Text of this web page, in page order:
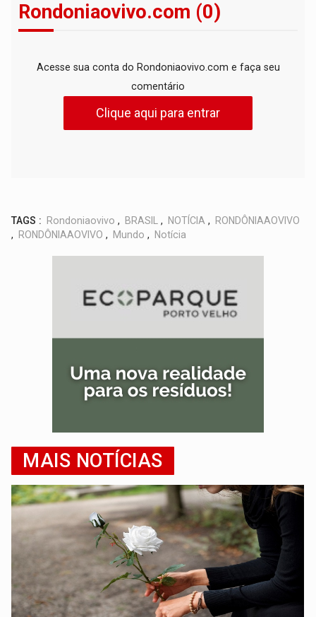
Rondoniaovivo.com (0)
Acesse sua conta do Rondoniaovivo.com e faça seu
comentário
Clique aqui para entrar
TAGS : Rondoniaovivo , BRASIL , NOTÍCIA ,
RONDÔNIAAOVIVO
,
RONDÔNIAAOVIVO , Mundo , Notícia
MAIS NOTÍCIAS